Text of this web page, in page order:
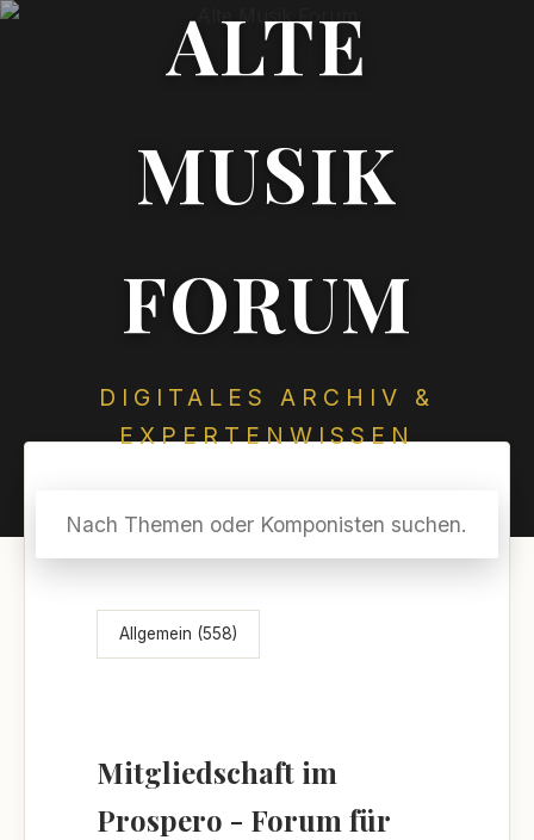
ALTE
MUSIK
FORUM
DIGITALES ARCHIV &
EXPERTENWISSEN
Themenübersicht
Allgemein (558)
Mitgliedschaft im
Prospero - Forum für